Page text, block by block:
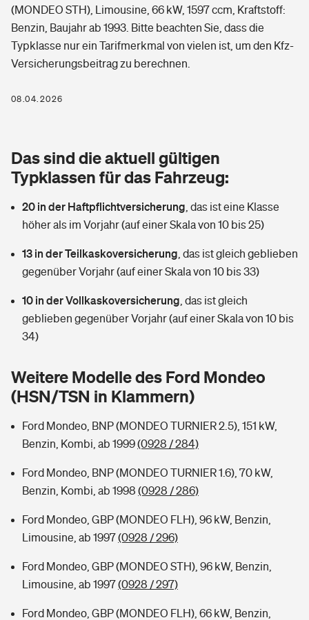
Arbeitsrechtsschutz
Berufshaftpflichtversicherung
Rentenrechner: Wie viel Geld bekomme ich im Alter?
Wer versichert was: Jetzt Versicherer finden
Elementarversicherung
Photovoltaik
Wärmepumpen versichern
Vermieterrrechtsschutz
Mietkautionsversicherung
Zur Übersicht
Tools
Hochwasser-Check: Wie gefährdet ist Ihr Haus?
Wer versichert was: Jetzt Versicherer finden
Sie haben Fragen?
Pri­vate Haft­pflicht­
Rechts­schutz­ver­si­che­rung
Kinderunfall­ver­si­che­rung
Reiseversicherung
Pferdehalter-Haftpflicht
Handyversicherung
Private Cyberversicherung
Musikinstrumentenversicherung
Zur Übersicht
Tools
Kinderunfall-Check: Mehr Sicherheit für deine Kids
Typklassen: So ist Ihr Auto eingestuft
Sie haben Fragen?
Gesundheit
Private Krankenversicherung
Tierkrankenversicherung
Zur Übersicht
Tools
Wer versichert was: Jetzt Versicherer finden
Sie haben Fragen?
Rentenrechner: Wie viel Geld bekomme ich im Alter?
(MONDEO STH), Limousine, 66 kW, 1597 ccm, Kraftstoff:
Benzin, Baujahr ab 1993. Bitte beachten Sie, dass die
Typklasse nur ein Tarifmerkmal von vielen ist, um den Kfz-
Versicherungsbeitrag zu berechnen.
08.04.2026
Das sind die aktuell gültigen
Typklassen für das Fahrzeug:
20 in der Haftpflichtversicherung das ist eine Klasse
höher als im Vorjahr (auf einer Skala von 10 bis 25)
13 in der Teilkaskoversicherung das ist gleich geblieben
gegenüber Vorjahr (auf einer Skala von 10 bis 33)
10 in der Vollkaskoversicherung das ist gleich
geblieben gegenüber Vorjahr (auf einer Skala von 10 bis
34)
Weitere Modelle des Ford Mondeo
(HSN/TSN in Klammern)
Ford Mondeo, BNP (MONDEO TURNIER 2.5), 151 kW,
Benzin, Kombi, ab 1999(0928 / 284)
Ford Mondeo, BNP (MONDEO TURNIER 1.6), 70 kW,
Benzin, Kombi, ab 1998 (0928 / 286)
Ford Mondeo, GBP (MONDEO FLH), 96 kW, Benzin,
Limousine, ab 1997(0928 / 296)
Ford Mondeo, GBP (MONDEO STH), 96 kW, Benzin,
Limousine, ab 1997(0928 / 297)
Ford Mondeo, GBP (MONDEO FLH), 66 kW, Benzin,